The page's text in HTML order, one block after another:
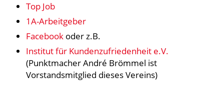
Top Job
1A-Arbeitgeber
Facebookoder z.B.
Institut für Kundenzufriedenheit e.V.
(Punktmacher André Brömmel ist
Vorstandsmitglied dieses Vereins)